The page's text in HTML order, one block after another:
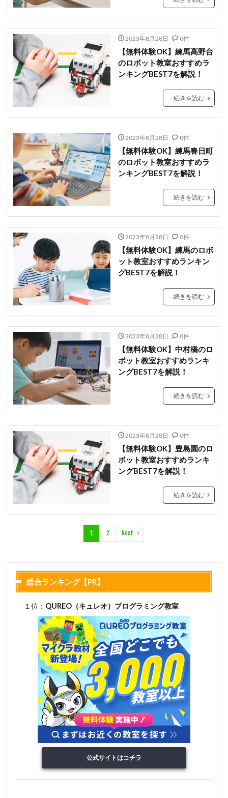
2023年8月28日 0件
【無料体験OK】練馬高野台
のロボット教室おすすめラ
ンキングBEST7を解説！
続きを読む
2023年8月28日 0件
【無料体験OK】練馬春日町
のロボット教室おすすめラ
ンキングBEST7を解説！
続きを読む
2023年8月28日 0件
【無料体験OK】練馬のロボ
ット教室おすすめランキン
グBEST7を解説！
続きを読む
2023年8月28日 0件
【無料体験OK】中村橋のロ
ボット教室おすすめランキ
ングBEST7を解説！
続きを読む
2023年8月28日 0件
【無料体験OK】豊島園のロ
ボット教室おすすめランキ
ングBEST7を解説！
続きを読む
1 2 Next
総合ランキング【PR】
１位： QUREO（キュレオ）プログラミング教室
公式サイトはコチラ